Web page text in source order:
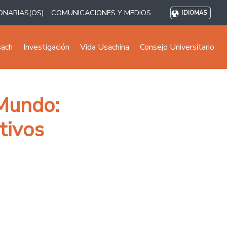
COMUNICACIONES Y MEDIOS IDIOMAS
Investigación Vida Usachina Consejo Universitario